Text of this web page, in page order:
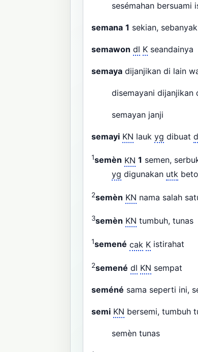
sesémahan bersuami
semana 1 sekian,
semawon dl K seandainya
semaya dijanjikan di lain
disemayani dijanjikan
semayan janji
semayi KN lauk yg dibuat
1semèn KN 1 semen,
yg digunakan utk
2semèn KN nama salah
3semèn KN tumbuh, tunas
1semené cak K istirahat
2semené dl KN sempat
seméné sama seperti ini,
semi KN bersemi, tumbuh
semèn tunas